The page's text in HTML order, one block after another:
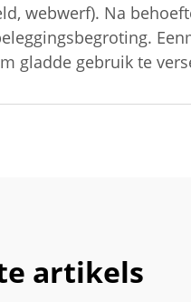
webwerf). Na
gladde gebruik te
artikels